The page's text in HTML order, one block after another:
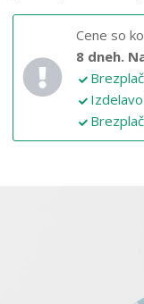
Cene so
8 dneh.